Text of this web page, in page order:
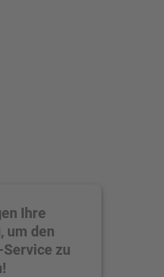
Ihre
um den
zu